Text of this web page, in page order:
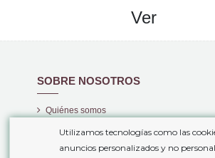
Ver
SOBRE NOSOTROS
Quiénes somos
Gastos de envío
Plazos de entrega
Utilizamos tecnologías como las
anuncios personalizados y no